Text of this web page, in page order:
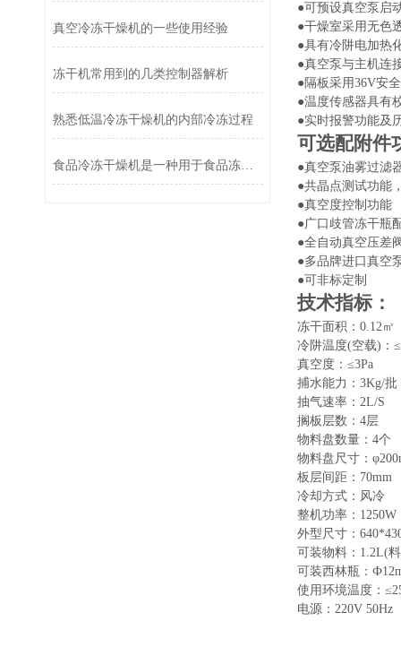
●可预设真空泵启
●干燥室采用无色
●具有冷阱电加热
●真空泵与主机连
●隔板采用36V安
●温度传感器具有
●实时报警功能及
可选配附件
●真空泵油雾过滤
●共晶点测试功能
●真空度控制功能
●广口歧管冻干瓶
●全自动真空压差
●多品牌进口真空
●可非标定制
技术指标：
冻干面积： 0.12㎡
冷阱温度(空载)：
真空度： ≤3Pa
捕水能力： 3Kg/批
抽气速率： 2L/S
搁板层数： 4层
物料盘数量： 4个
物料盘尺寸：
板层间距： 70mm
冷却方式：风冷
整机功率： 1250W
外型尺寸 ： 640*43
可装物料： 1.2L(
可装西林瓶：
使用环境温度：
电源： 220V 50Hz
真空冷冻干燥机的一些使用经验
冻干机常用到的几类控制器解析
熟悉低温冷冻干燥机的内部冷冻过程
‌食品冷冻干燥机‌是一种用于食品冻干处理的设备